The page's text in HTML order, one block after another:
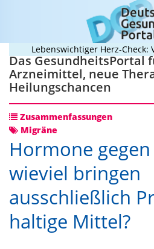
Lebenswichtiger Herz-Check:
Das GesundheitsPortal
Arzneimittel, neue
Heilungschancen
Zusammenfassungen
Migräne
Hormone
wieviel bringen
ausschließlich
haltige Mittel?